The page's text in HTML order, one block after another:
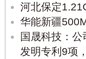
河北保定
华能新疆
国晟科技：
发明专利9项